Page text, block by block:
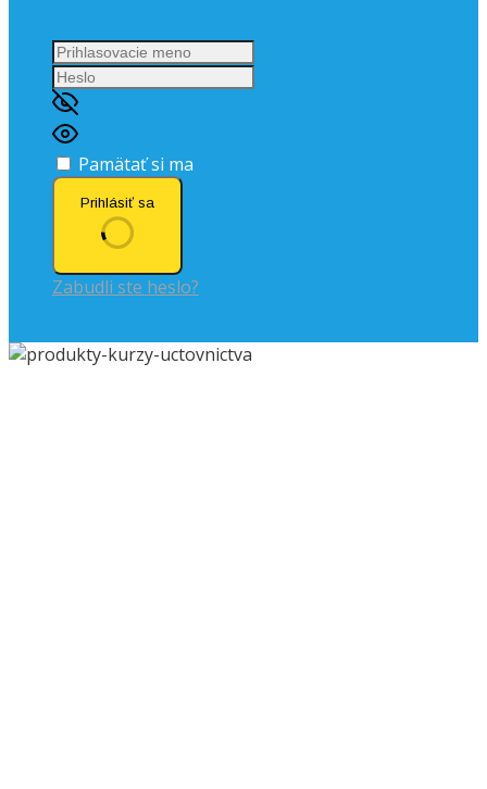
Pamätať si ma
Prihlásiť sa
Zabudli ste heslo?